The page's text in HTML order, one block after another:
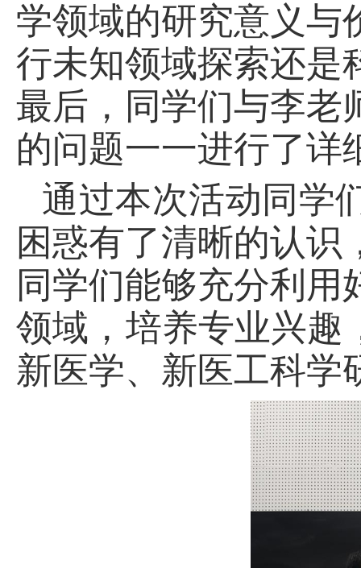
学领域的研究意义与
行未知领域探索还是
最后，同学们与李老
的问题一一进行了详
通过本次活动同学
困惑有了清晰的认
同学们能够充分利
领域，培养专业兴趣
新医学、新医工科学